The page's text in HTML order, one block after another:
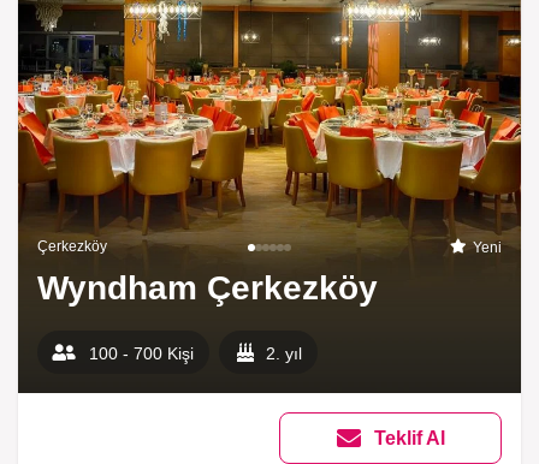
Çerkezköy Yeni
Wyndham Çerkezköy
100 - 700 Kişi 2. yıl
Teklif Al